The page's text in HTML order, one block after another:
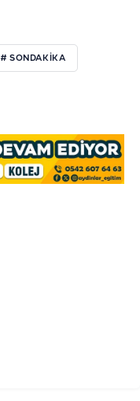
# SONDAKIKA